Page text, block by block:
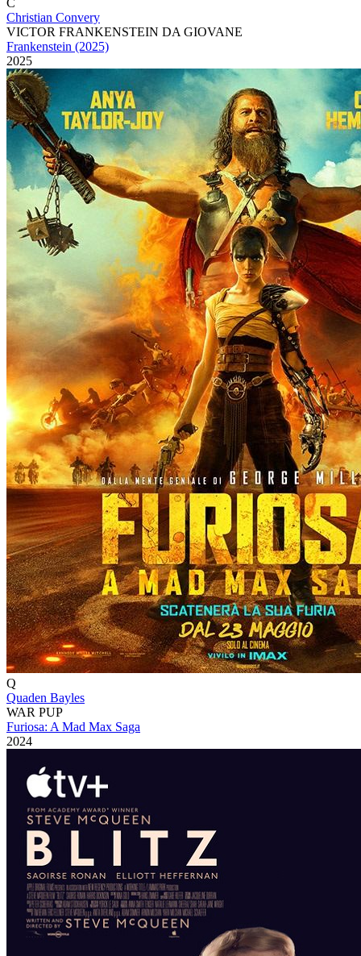
C
Christian Convery
VICTOR FRANKENSTEIN DA GIOVANE
Frankenstein (2025)
2025
Q
Quaden Bayles
WAR PUP
Furiosa: A Mad Max Saga
2024